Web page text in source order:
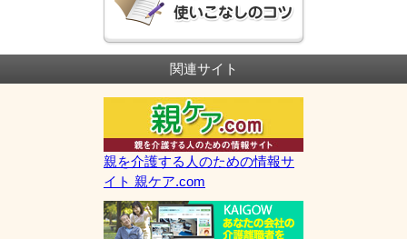
関連サイト
親を介護する人のための情報サ
イト 親ケア.com